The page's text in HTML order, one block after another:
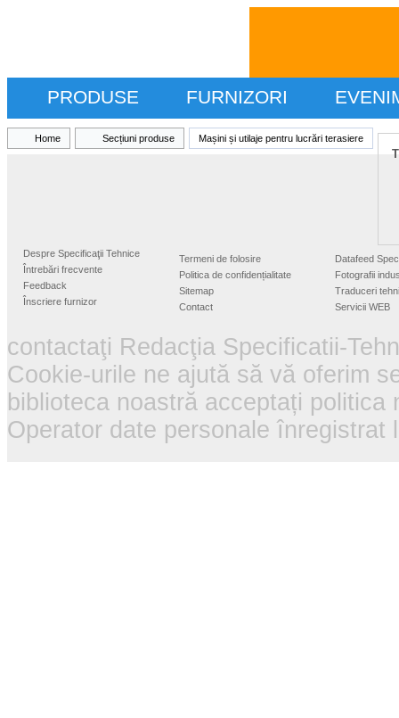
PRODUSE FURNIZORI
Home Secțiuni produse Mașini și utilaje pentru lucrări terasiere
Despre Specificaţii Tehnice
Întrebări frecvente
Feedback
Înscriere furnizor
Termeni de folosire
Politica de confidențialitate
Sitemap
Contact
Datafeed
Fotografii
Traduceri
Servicii WEB
contactaţi Redacţia Specificatii-
Cookie-urile ne ajută să vă oferim
biblioteca noastră acceptați politica
Operator date personale înregistrat